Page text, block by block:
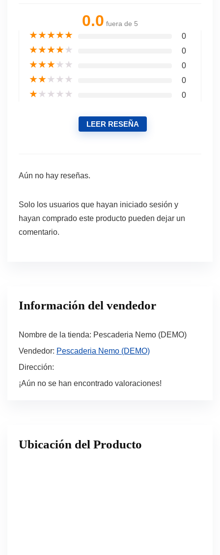
0.0 fuera de 5
★★★★★ 0
★★★★★ 0
★★★★★ 0
★★★★★ 0
★★★★★ 0
LEER RESEÑA
Aún no hay reseñas.
Solo los usuarios que hayan iniciado sesión y
hayan comprado este producto pueden dejar un
comentario.
Información del vendedor
Nombre de la tienda: Pescaderia Nemo (DEMO)
Vendedor: Pescaderia Nemo (DEMO)
Dirección:
¡Aún no se han encontrado valoraciones!
Ubicación del Producto